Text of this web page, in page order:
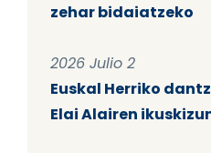
zehar bidaiatzeko
2026 Julio 2
Euskal Herriko
Elai Alairen